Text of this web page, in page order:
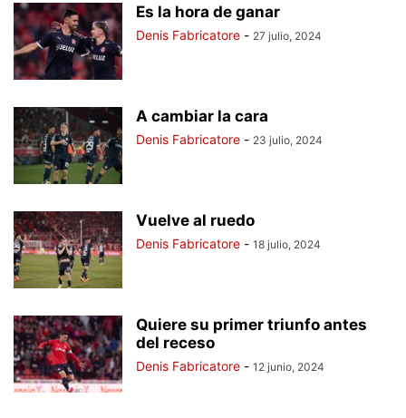
Es la hora de ganar
Denis Fabricatore - 27 julio, 2024
A cambiar la cara
Denis Fabricatore - 23 julio, 2024
Vuelve al ruedo
Denis Fabricatore - 18 julio, 2024
Quiere su primer triunfo antes
del receso
Denis Fabricatore - 12 junio, 2024